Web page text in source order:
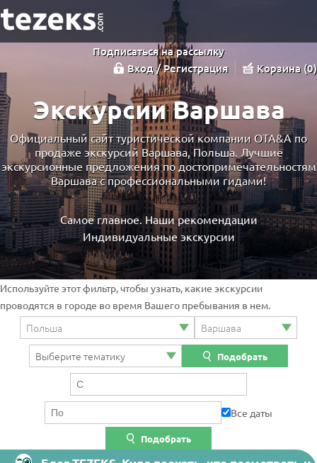
Подписаться на рассылку
Вход / Регистрация
Корзина 0
Экскурсии Варшава
Официальный сайт туристической компании OTA&A по
продаже экскурсий Варшава, Польша. Лучшие
экскурсионные предложения по достопримечательностям
Варшава с профессиональными гидами!
Самое главное. Наши рекомендации
Индивидуальные экскурсии
Используйте этот фильтр, чтобы узнать, какие экскурсии
проводятся в городе во время Вашего пребывания в нем.
Подобрать
Все даты
Подобрать